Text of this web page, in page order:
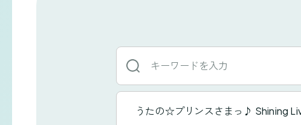
ー
うたの☆プリンスさまっ♪ Shining